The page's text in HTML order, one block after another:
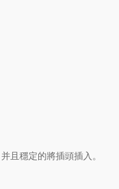
穩定的將插頭插入。